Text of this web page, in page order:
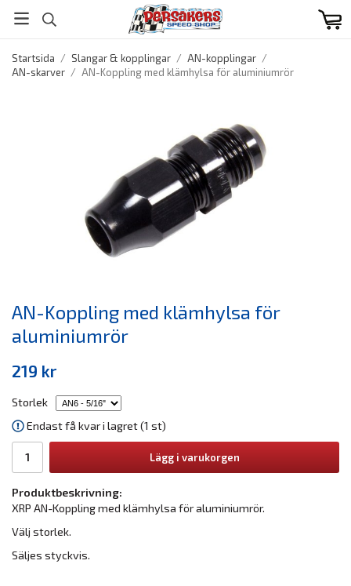
Startsida / Slangar & kopplingar / AN-kopplingar /
AN-skarver / AN-Koppling med klämhylsa för aluminiumrör
AN-Koppling med klämhylsa för
aluminiumrör
219 kr
Storlek
Endast få kvar i lagret (1 st)
Lägg i varukorgen
Produktbeskrivning:
XRP AN-Koppling med klämhylsa för aluminiumrör.
Välj storlek.
Säljes styckvis.